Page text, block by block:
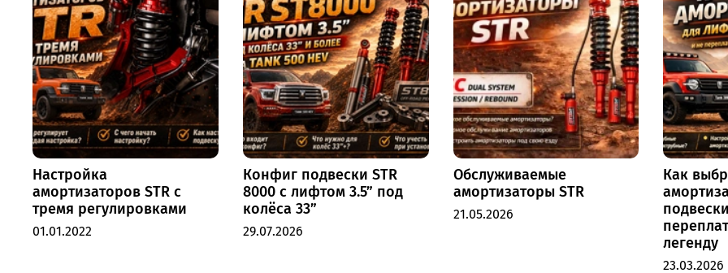
Настройка
амортизаторов STR с
тремя регулировками
01.01.2022
Конфиг подвески STR
8000 с лифтом 3.5” под
колёса 33”
29.07.2026
Обслуживаемые
амортизаторы STR
21.05.2026
Как
легенду
23.03.2026